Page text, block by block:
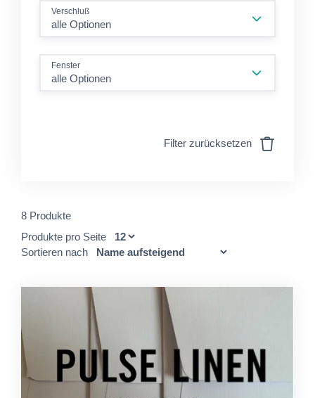
Verschluß
alle Optionen
Fenster
alle Optionen
Filter zurücksetzen
8 Produkte
Produkte pro Seite
Sortieren nach